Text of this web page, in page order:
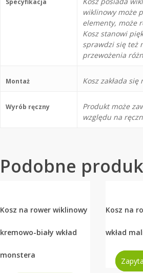
Specyfikacja
wiklinowy może
elementy, może
Kosz stanowi
sprawdzi się też
przewożenia
Montaż Kosz zakłada
Wyrób ręczny
Produkt może
względu na
Podobne
Kosz na rower wiklinowy
kremowo-biały wkład
monstera
Kosz na
wkład